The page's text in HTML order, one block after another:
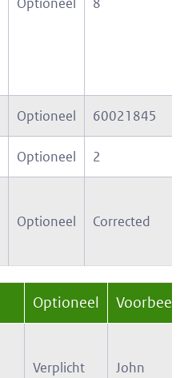
Optioneel 60021845
Optioneel 2
Optioneel Corrected
Optioneel
Verplicht John